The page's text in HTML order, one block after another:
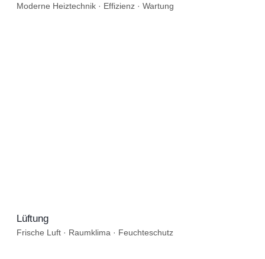
Moderne Heiztechnik · Effizienz · Wartung
Frische Luft · Raumklima · Feuchteschutz